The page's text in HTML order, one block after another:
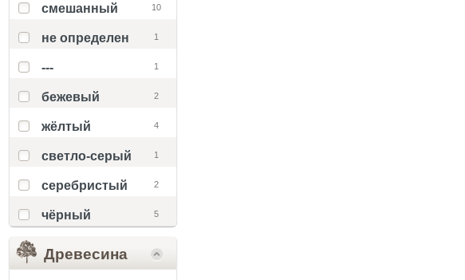
смешанный 10
не определен 1
--- 1
бежевый 2
жёлтый 4
светло-серый 1
серебристый 2
чёрный 5
Древесина